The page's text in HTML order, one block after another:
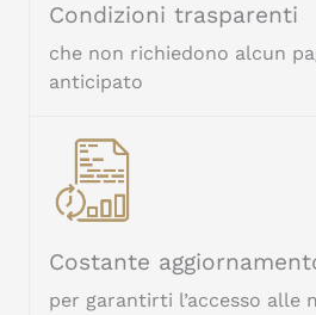
Condizioni trasparenti
che non richiedono alcun
anticipato
Costante
per garantirti l’accesso alle